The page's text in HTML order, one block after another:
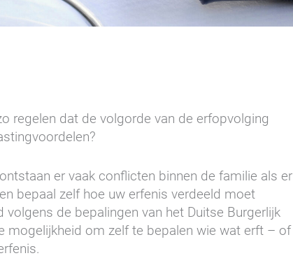
regelen dat de volgorde van de erfopvolging
er vaak conflicten binnen de familie als er
bepaal zelf hoe uw erfenis verdeeld moet
de bepalingen van het Duitse Burgerlijk
mogelijkheid om zelf te bepalen wie wat erft – of